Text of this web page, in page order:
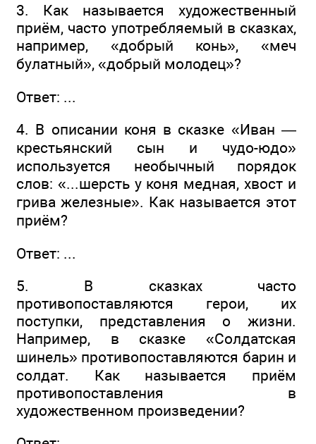
3. Как называется художественный
приём, часто употребляемый в сказках,
например, «добрый конь», «меч
булатный», «добрый молодец»?
Ответ: ...
4. В описании коня в сказке «Иван —
крестьянский сын и чудо-юдо»
используется необычный порядок
слов: «...шерсть у коня медная, хвост и
грива железные». Как называется этот
приём?
Ответ: ...
5. В сказках часто
противопоставляются герои, их
поступки, представления о жизни.
Например, в сказке «Солдатская
шинель» противопоставляются барин и
солдат. Как называется приём
противопоставления в
художественном произведении?